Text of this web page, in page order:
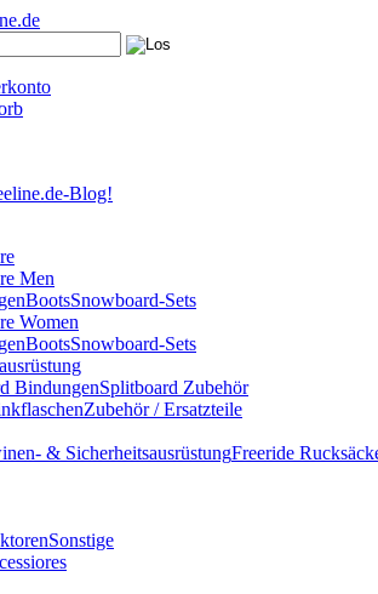
Blog!
Men
BootsSnowboard-Sets
Women
BootsSnowboard-Sets
BindungenSplitboard Zubehör
Zubehör / Ersatzteile
& SicherheitsausrüstungFreeride
Sonstige